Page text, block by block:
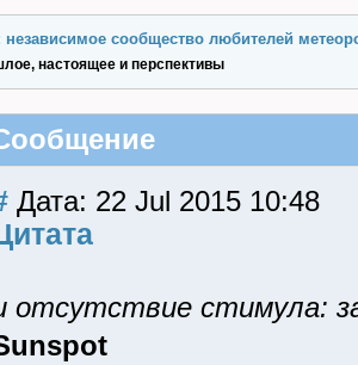
сообщество любителей
настоящее и перспективы
Дата: 22 Jul 2015 10:48
отсутствие стимула: